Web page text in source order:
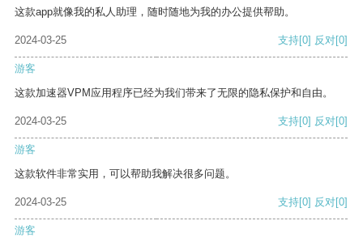
这款app就像我的私人助理，随时随地为我的办公提供帮助。
2024-03-25 支持[0] 反对[0]
游客
这款加速器VPM应用程序已经为我们带来了无限的隐私保护和自由。
2024-03-25 支持[0] 反对[0]
游客
这款软件非常实用，可以帮助我解决很多问题。
2024-03-25 支持[0] 反对[0]
游客